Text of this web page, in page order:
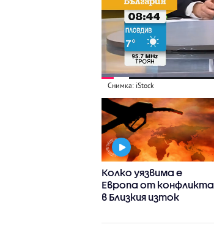
Снимка: iStock
Колко уязвима е
Европа от конфликта
в Близкия изток